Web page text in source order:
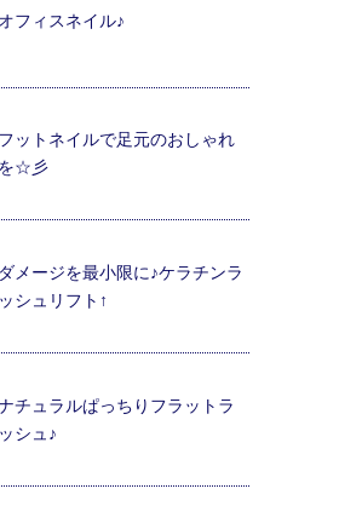
オフィスネイル♪
フットネイルで足元のおしゃれ
を☆彡
ダメージを最小限に♪ケラチンラ
ッシュリフト↑
チュラルぱっちりフラットラ
ッシュ♪